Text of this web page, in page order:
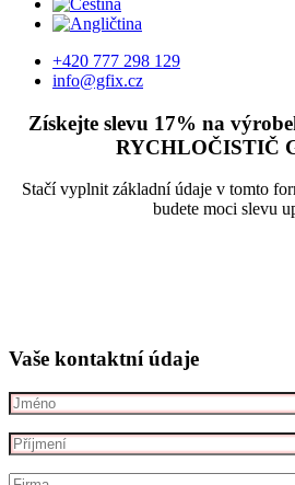
+420 777 298 129
info@gfix.cz
Získejte slevu 17% na
RYCHLOČISTIČ
Stačí vyplnit základní údaje v tomto
budete moci slevu
Vaše kontaktní údaje